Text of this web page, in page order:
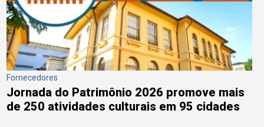
Fornecedores
Jornada do Patrimônio 2026 promove mais
de 250 atividades culturais em 95 cidades